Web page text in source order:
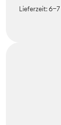
Lieferzeit:6-7